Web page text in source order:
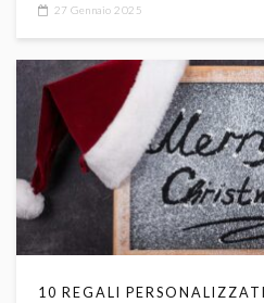
27 Gennaio 2025
10 REGALI